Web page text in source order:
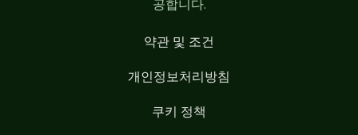
공합니다.
약관 및 조건
개인정보처리방침
쿠키 정책